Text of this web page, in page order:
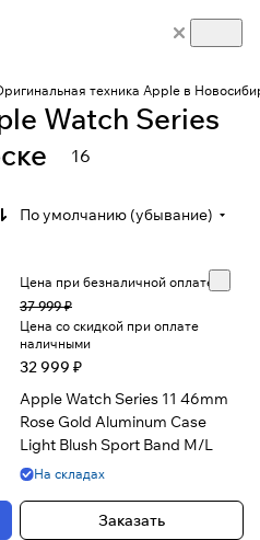
техника Apple в
Watch Series
16
По умолчанию (убывание)
Цена при безналичной оплате
37 999 ₽
Цена со скидкой при оплате
наличными
32 999 ₽
Apple Watch Series 11 46mm
Rose Gold Aluminum Case
Light Blush Sport Band M/L
На складах
Заказать